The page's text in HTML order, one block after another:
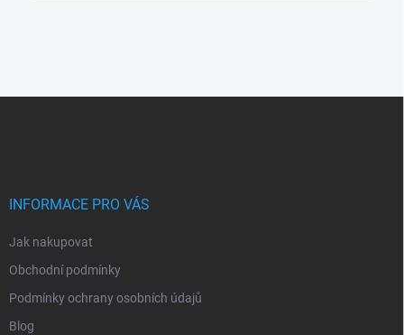
INFORMACE PRO VÁS
Jak nakupovat
Obchodní podmínky
Podmínky ochrany osobních údajů
Blog